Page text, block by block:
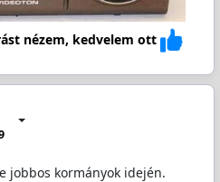
nézem, kedvelem ott
jobbos kormányok idején.